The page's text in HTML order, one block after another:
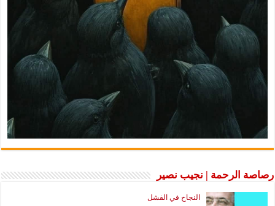
رصاصة الرحمة | نجيب نصير
النجاح في الفشل